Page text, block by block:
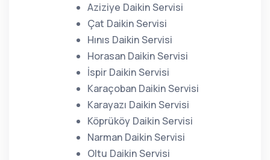
Aziziye Daikin Servisi
Çat Daikin Servisi
Hınıs Daikin Servisi
Horasan Daikin Servisi
İspir Daikin Servisi
Karaçoban Daikin Servisi
Karayazı Daikin Servisi
Köprüköy Daikin Servisi
Narman Daikin Servisi
Oltu Daikin Servisi